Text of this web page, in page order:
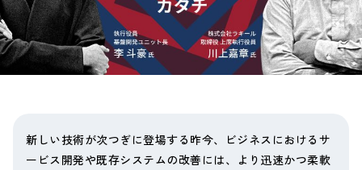
新しい技術が次つぎに登場する昨今、ビジネスにおけるサ
ービス開発や既存システムの改善には、より迅速かつ柔軟